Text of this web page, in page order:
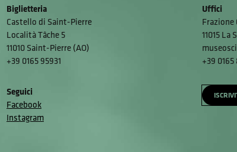
Biglietteria
Castello di Saint-Pierre
Località Tâche 5
11010 Saint-Pierre (AO)
+39 0165 95931
Uffici
Frazione
11015 La
+39
Seguici
Facebook
Instagram